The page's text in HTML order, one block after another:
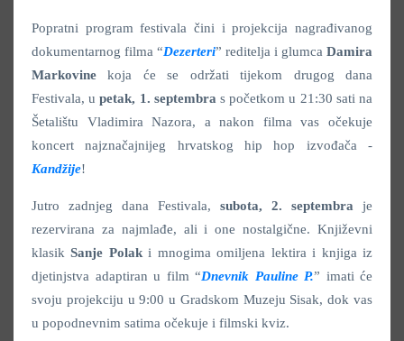
Popratni program festivala čini i projekcija nagrađivanog
dokumentarnog filma “Dezerteri” reditelja i glumca Damira
Markovine koja će se održati tijekom drugog dana
Festivala, upetak, 1. septembra s početkom u 21:30 sati na
Šetalištu Vladimira Nazora, a nakon filma vas očekuje
koncert najznačajnijeg hrvatskog hip hop izvođača -
Kandžije!
Jutro zadnjeg dana Festivala, subota, 2. septembra je
rezervirana za najmlađe, ali i one nostalgične. Književni
klasikSanje Polaki mnogima omiljena lektira i knjiga iz
djetinjstva adaptiran u film “Dnevnik Pauline P.” imati će
svoju projekciju u 9:00 u Gradskom Muzeju Sisak, dok vas
u popodnevnim satima očekuje i filmski kviz.